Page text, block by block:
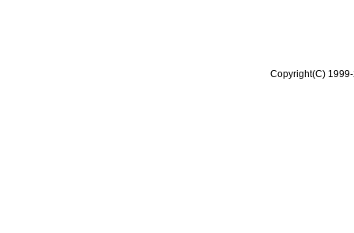
Copyright(C)